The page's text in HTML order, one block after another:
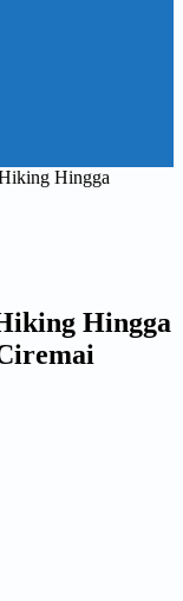
Hingga
Hingga